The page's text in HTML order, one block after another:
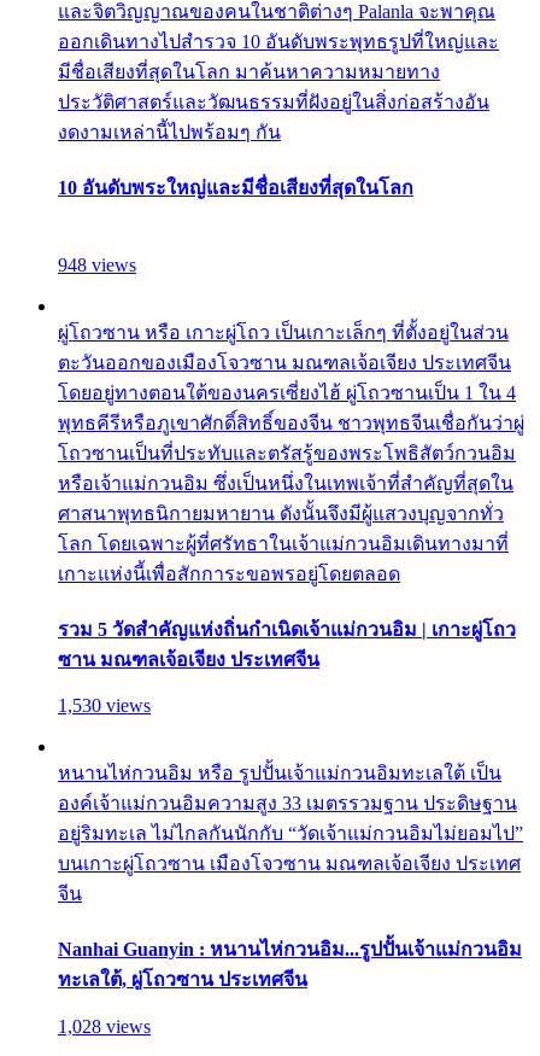
และจิตวิญญาณของคนในชาติต่างๆ Palanla จะพาคุณ
ออกเดินทางไปสำรวจ 10 อันดับพระพุทธรูปที่ใหญ่และ
มีชื่อเสียงที่สุดในโลก มาค้นหาความหมายทาง
ประวัติศาสตร์และวัฒนธรรมที่ฝังอยู่ในสิ่งก่อสร้างอัน
งดงามเหล่านี้ไปพร้อมๆ กัน
10 อันดับพระใหญ่และมีชื่อเสียงที่สุดในโลก
948 views
ผู่โถวซาน หรือ เกาะผู่โถว เป็นเกาะเล็กๆ ที่ตั้งอยู่ในส่วน
ตะวันออกของเมืองโจวซาน มณฑลเจ้อเจียง ประเทศจีน
โดยอยู่ทางตอนใต้ของนครเซี่ยงไฮ้ ผู่โถวซานเป็น 1 ใน 4
พุทธคีรีหรือภูเขาศักดิ์สิทธิ์ของจีน ชาวพุทธจีนเชื่อกันว่าผู่
โถวซานเป็นที่ประทับและตรัสรู้ของพระโพธิสัตว์กวนอิม
หรือเจ้าแม่กวนอิม ซึ่งเป็นหนึ่งในเทพเจ้าที่สำคัญที่สุดใน
ศาสนาพุทธนิกายมหายาน ดังนั้นจึงมีผู้แสวงบุญจากทั่ว
โลก โดยเฉพาะผู้ที่ศรัทธาในเจ้าแม่กวนอิมเดินทางมาที่
เกาะแห่งนี้เพื่อสักการะขอพรอยู่โดยตลอด
รวม 5 วัดสำคัญแห่งถิ่นกำเนิดเจ้าแม่กวนอิม | เกาะผู่โถว
ซาน มณฑลเจ้อเจียง ประเทศจีน
1,530 views
หนานไห่กวนอิม หรือ รูปปั้นเจ้าแม่กวนอิมทะเลใต้ เป็น
องค์เจ้าแม่กวนอิมความสูง 33 เมตรรวมฐาน ประดิษฐาน
อยู่ริมทะเล ไม่ไกลกันนักกับ “วัดเจ้าแม่กวนอิมไม่ยอมไป”
บนเกาะผู่โถวซาน เมืองโจวซาน มณฑลเจ้อเจียง ประเทศ
จีน
Nanhai Guanyin : หนานไห่กวนอิม...รูปปั้นเจ้าแม่กวนอิม
ทะเลใต้, ผู่โถวซาน ประเทศจีน
1,028 views